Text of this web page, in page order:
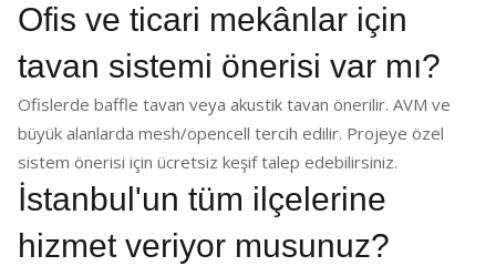
Ofis ve ticari mekânlar için
tavan sistemi önerisi var mı?
Ofislerde baffle tavan veya akustik tavan önerilir. AVM ve
büyük alanlarda mesh/opencell tercih edilir. Projeye özel
sistem önerisi için ücretsiz keşif talep edebilirsiniz.
İstanbul'un tüm ilçelerine
hizmet veriyor musunuz?